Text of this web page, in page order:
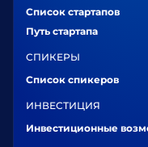
Список стартапов
Путь стартапа
СПИКЕРЫ
Список спикеров
ИНВЕСТИЦИЯ
Инвестиционные